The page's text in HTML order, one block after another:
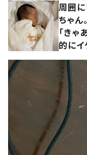
周囲に
ちゃん
「きゃ
的にイ